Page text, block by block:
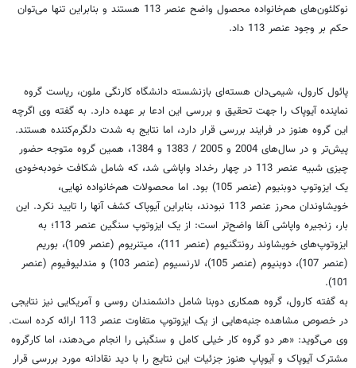
نوکلئون‌های هم‌خانواده محصول واضح عنصر 113 هستند و بنابراین تنها می‌توان
حکم بر وجود عنصر 113 داد.
پائول کارول، شیمی‌دان هسته‌ای بازنشسته دانشگاه کارنگی ملون، ریاست گروه
نماینده آیوپاک را جهت تحقیق و بررسی این ادعا بر عهده دارد. به گفته وی اگرچه
این گروه هنوز در فرایند بررسی قرار دارد، اما نتایج به شدت دلگرم‌کننده هستند.
پیش‌تر و در سال‌های 2004 و 2005 / 1383 و 1384، همین گروه متوجه حضور
چیزی شبیه عنصر 113 در چهار رخداد واپاشی شد، که شامل شکافت خود‌به‌خودی
یک ایزوتوپ دوبنیوم (عنصر 105) بود. اما محصولات هم‌خانواده نهایی،
خویشاوندان محرز عنصر 113 نبودند، بنابراین آیوپاک کشف آنها را تایید نکرد. این
بار، زنجیره واپاشی آلفا واضح‌تر است: از یک ایزوتوپ سنگین عنصر 113؛ به
ایزوتوپ‌های خویشاوند رونتگنیوم (عنصر 111)، میتنریوم (عنصر 109)، بوریم
(عنصر 107)، دوبنیوم (عنصر 105)، لارنسیوم (عنصر 103) و مندلیوفیوم (عنصر
101).
به گفته کارول، گروه همکاری دوبنا شامل دانشمندان روسی و آمریکایی نیز نتایجی
در خصوص مشاهده جنبه‌هایی از یک ایزوتوپ متفاوت عنصر 113 ارائه کرده است.
وی می‌گوید: «هر دو گروه کار خیلی کامل و سنگینی را انجام می‌دهند، اما کارگروه
مشترک آیوپاک و آیوپاپ هنوز جزئیات این نتایج را با دید نقادانه مورد بررسی قرار